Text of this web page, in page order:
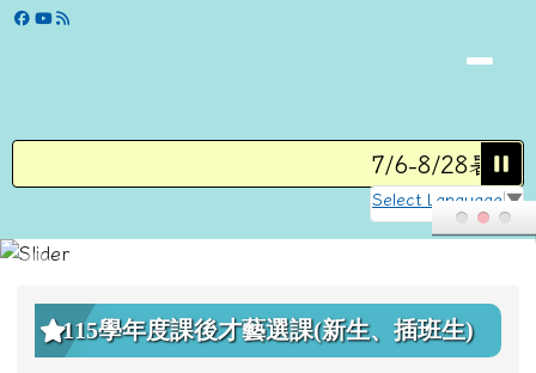
跳至主內容區
學校網站
7/6-8/28暑假
Select Language ▼
上中區域內容
115學年度課後才藝選課(新生、插班生)